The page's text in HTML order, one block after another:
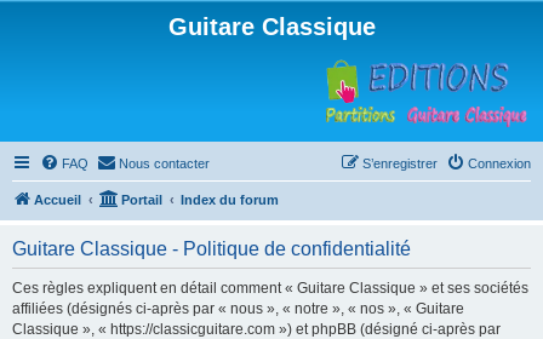
Guitare Classique
FAQ Nous contacter Connexion
S’enregistrer
Accueil Portail Index du forum
Guitare Classique - Politique de confidentialité
Ces règles expliquent en détail comment « Guitare Classique » et ses sociétés
affiliées (désignés ci-après par « nous », « notre », « nos », « Guitare
Classique », « https://classicguitare.com ») et phpBB (désigné ci-après par